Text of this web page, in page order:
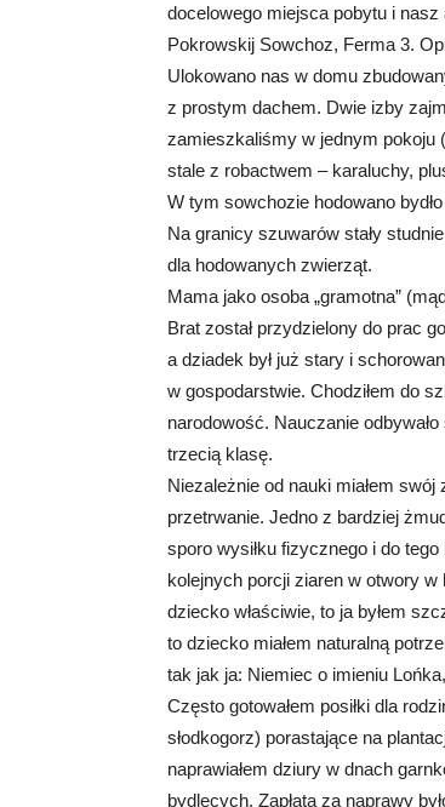
docelowego miejsca pobytu i nasz
Pokrowskij Sowchoz, Ferma 3.
Ulokowano nas w domu
z prostym dachem. Dwie izby
zamieszkaliśmy w jednym pokoju
stale z robactwem – karaluchy,
W tym sowchozie hodowano
Na granicy szuwarów stały
dla hodowanych zwierząt.
Mama jako osoba „gramotna”
Brat został przydzielony do prac
a dziadek był już stary i
w gospodarstwie. Chodziłem do
narodowość. Nauczanie
trzecią klasę.
Niezależnie od nauki miałem
przetrwanie. Jedno z bardziej
sporo wysiłku fizycznego i do
kolejnych porcji ziaren w otwory w
dziecko właściwie, to ja byłem
to dziecko miałem naturalną
tak jak ja: Niemiec o imieniu
Często gotowałem posiłki dla
słodkogorz) porastające na
naprawiałem dziury w dnach
bydlęcych. Zapłatą za naprawy